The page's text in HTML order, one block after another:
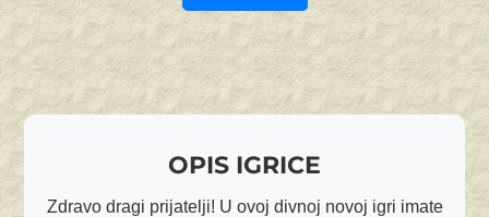
OPIS IGRICE
Zdravo dragi prijatelji! U ovoj divnoj novoj igri imate